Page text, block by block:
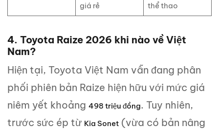
giá rẻ
thể thao
4. Toyota Raize 2026 khi nào về Việt
Nam?
Hiện tại, Toyota Việt Nam vẫn đang phân
phối phiên bản Raize hiện hữu với mức giá
niêm yết khoảng 498 triệu đồng. Tuy nhiên,
trước sức ép từ Kia Sonet (vừa có bản nâng